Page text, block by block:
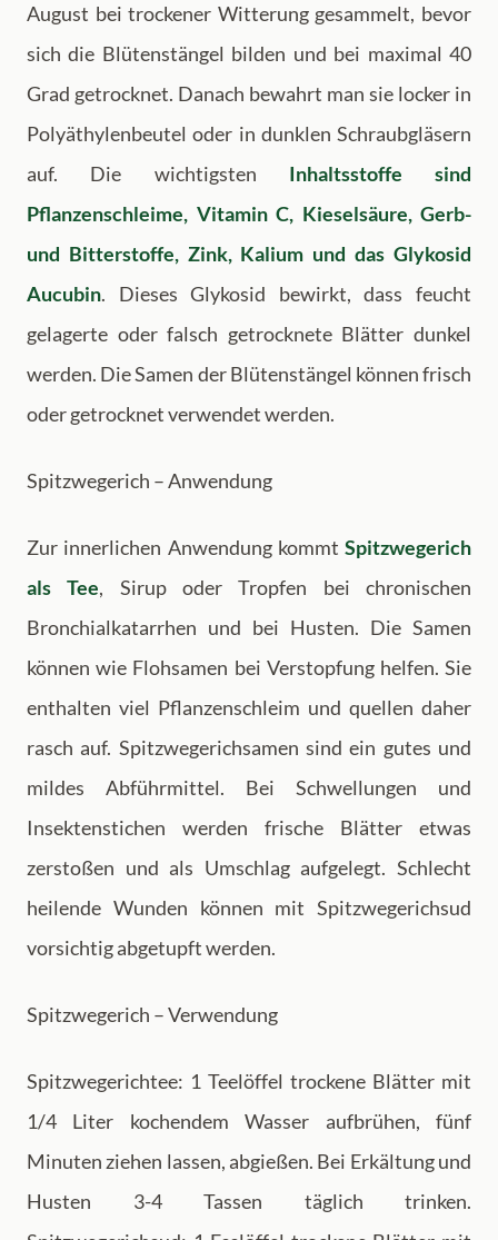
August bei trockener Witterung gesammelt, bevor
sich die Blütenstängel bilden und bei maximal 40
Grad getrocknet. Danach bewahrt man sie locker in
Polyäthylenbeutel oder in dunklen Schraubgläsern
auf. Die wichtigsten Inhaltsstoffe sind
Pflanzenschleime, Vitamin C, Kieselsäure, Gerb-
und Bitterstoffe, Zink, Kalium und das Glykosid
Aucubin. Dieses Glykosid bewirkt, dass feucht
gelagerte oder falsch getrocknete Blätter dunkel
werden. Die Samen der Blütenstängel können frisch
oder getrocknet verwendet werden.
Spitzwegerich – Anwendung
Zur innerlichen Anwendung kommt Spitzwegerich
als Tee, Sirup oder Tropfen bei chronischen
Bronchialkatarrhen und bei Husten. Die Samen
können wie Flohsamen bei Verstopfung helfen. Sie
enthalten viel Pflanzenschleim und quellen daher
rasch auf. Spitzwegerichsamen sind ein gutes und
mildes Abführmittel. Bei Schwellungen und
Insektenstichen werden frische Blätter etwas
zerstoßen und als Umschlag aufgelegt. Schlecht
heilende Wunden können mit Spitzwegerichsud
vorsichtig abgetupft werden.
Spitzwegerich – Verwendung
Spitzwegerichtee: 1 Teelöffel trockene Blätter mit
1/4 Liter kochendem Wasser aufbrühen, fünf
Minuten ziehen lassen, abgießen. Bei Erkältung und
Husten 3-4 Tassen täglich trinken.